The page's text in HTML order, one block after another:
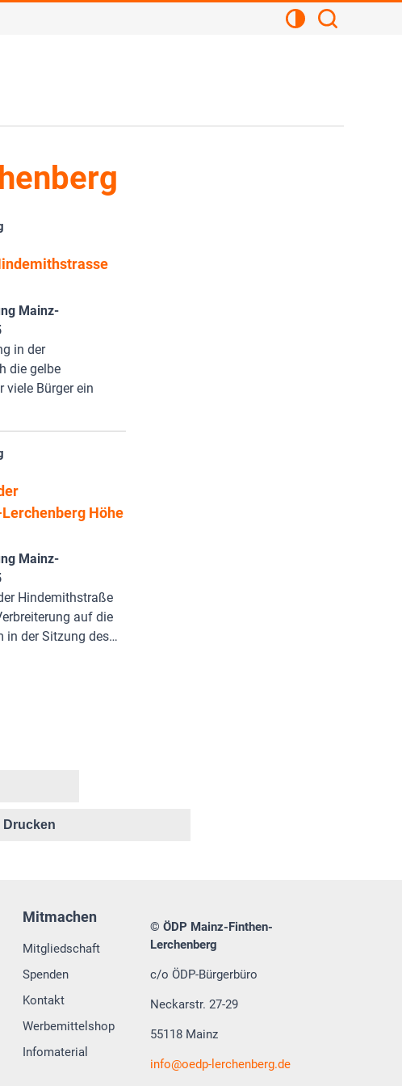
Kontrastansicht
Mainz-
in der
die gelbe
viele Bürger ein
Höhe
Mainz-
Hindemithstraße
auf die
in der Sitzung des…
Drucken
Mitmachen
Mitgliedschaft
Spenden
Kontakt
Werbemittelshop
Infomaterial
© ÖDP Mainz-Finthen-
Lerchenberg
c/o ÖDP-Bürgerbüro
Neckarstr. 27-29
55118 Mainz
info oedp-lerchenberg.de